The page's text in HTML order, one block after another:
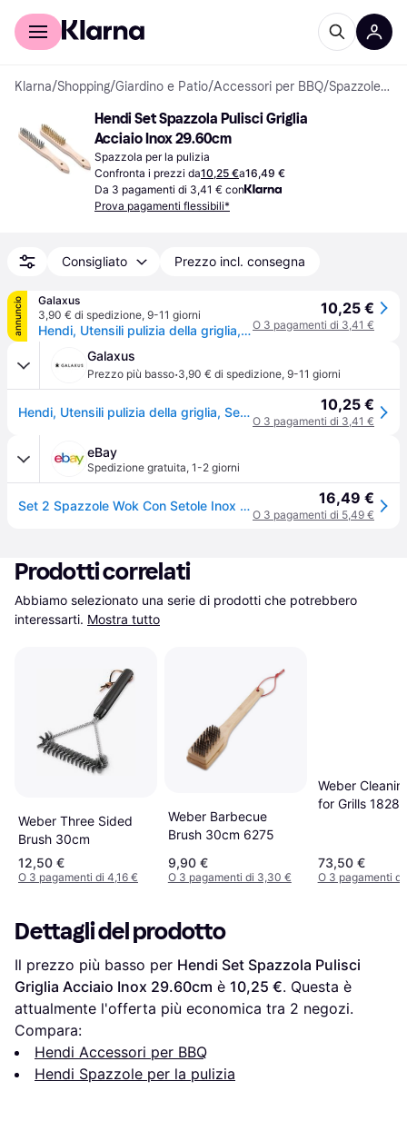
Per il tuo shopping
Klarna/Shopping/Giardino e Patio/Accessori per BBQ/ Spazzole per la pulizia
Hendi Set Spazzola Pulisci Griglia
Acciaio Inox 29.60cm
Spazzola per la pulizia
Confronta i prezzi da10,25 €a16,49 €
Da 3 pagamenti di 3,41 € con
Prova pagamenti flessibili*
Consigliato Prezzo incl. consegna
annuncio
Galaxus
3,90 € di spedizione, 9-11 giorni
Hendi, Utensili pulizia della griglia, Set di spazzole in ottone Acciaio inox (29.60cm)
10,25 €
O 3 pagamenti di 3,41 €
Galaxus
Prezzo più basso·3,90 € di spedizione, 9-11 giorni
Hendi, Utensili pulizia della griglia, Set di spazzole in ottone Acciaio inox (29.60cm) 10,25 €
O 3 pagamenti di 3,41 €
eBay
Spedizione gratuita, 1-2 giorni
Set 2 Spazzole Wok Con Setole Inox E Ottone Per Grill 29 Cm - Hendi 16,49 €
O 3 pagamenti di 5,49 €
Prodotti correlati
Abbiamo selezionato una serie di prodotti che potrebbero
interessarti. Mostra tutto
Weber Three Sided
Brush 30cm
12,50 €
O 3 pagamenti di 4,16 €
Weber Barbecue
Brush 30cm 6275
9,90 €
O 3 pagamenti di 3,30 €
Weber
for Grills 18284
73,50 €
O 3 pagamenti
Dettagli del prodotto
Il prezzo più basso per Hendi Set Spazzola Pulisci
Griglia Acciaio Inox 29.60cm è 10,25 €. Questa è
attualmente l'offerta più economica tra 2 negozi.
Compara:
Hendi Accessori per BBQ
Hendi Spazzole per la pulizia